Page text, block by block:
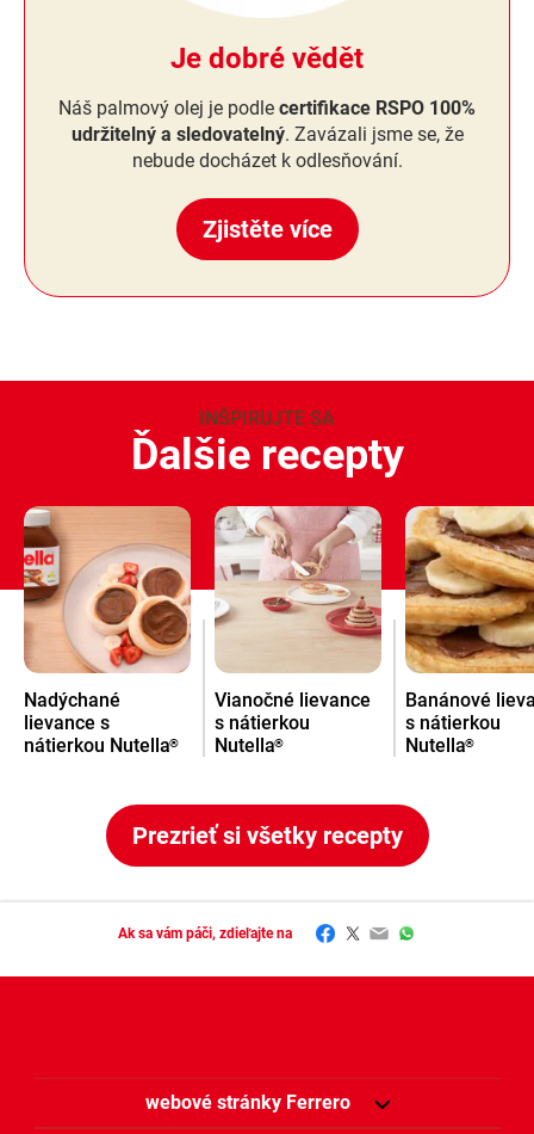
Je dobré vědět
Náš palmový olej je podle certifikace RSPO 100%
udržitelný a sledovatelný. Zavázali jsme se, že
nebude docházet k odlesňování.
Zjistěte více
INŠPIRUJTE SA
Ďalšie recepty
Nadýchané
lievance s
nátierkou Nutella®
Vianočné lievance
s nátierkou
Nutella®
Banánové
s nátierkou
Nutella®
Prezrieť si všetky recepty
Ak sa vám páči, zdieľajte na Facebook
Twitter
EmailWhatsApp
webové stránky Ferrero